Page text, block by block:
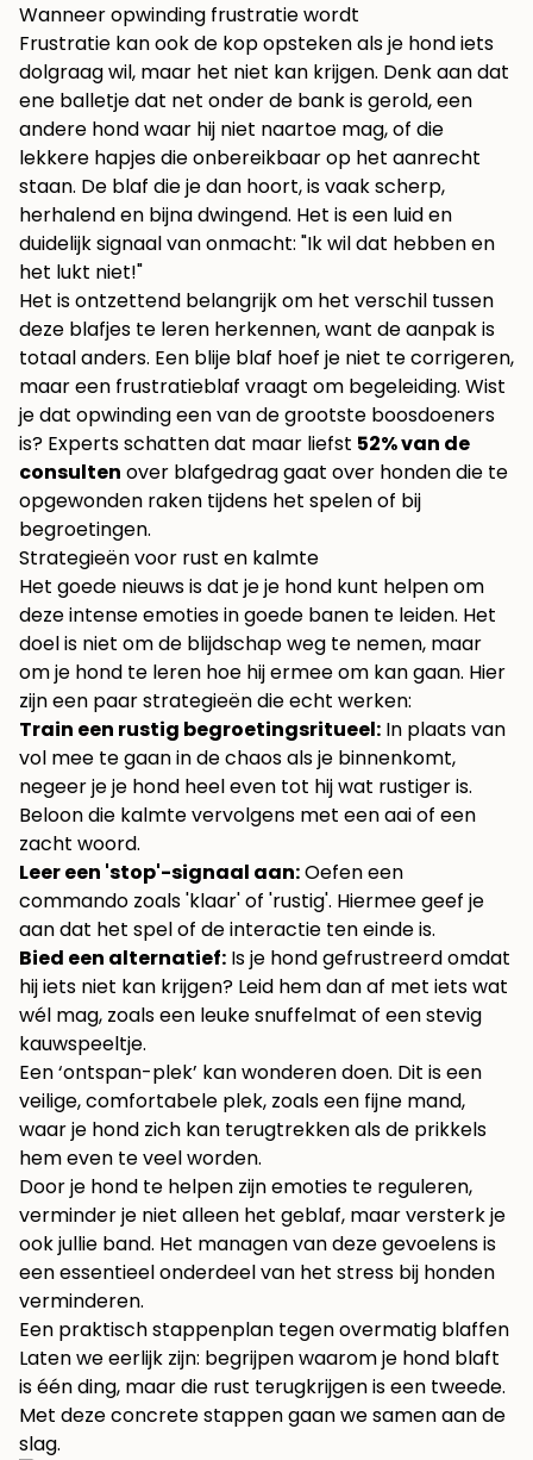
Wanneer opwinding frustratie wordt
Frustratie kan ook de kop opsteken als je hond iets
dolgraag wil, maar het niet kan krijgen. Denk aan dat
ene balletje dat net onder de bank is gerold, een
andere hond waar hij niet naartoe mag, of die
lekkere hapjes die onbereikbaar op het aanrecht
staan. De blaf die je dan hoort, is vaak scherp,
herhalend en bijna dwingend. Het is een luid en
duidelijk signaal van onmacht: "Ik wil dat hebben en
het lukt niet!"
Het is ontzettend belangrijk om het verschil tussen
deze blafjes te leren herkennen, want de aanpak is
totaal anders. Een blije blaf hoef je niet te corrigeren,
maar een frustratieblaf vraagt om begeleiding. Wist
je dat opwinding een van de grootste boosdoeners
is? Experts schatten dat maar liefst 52% van de
consulten over blafgedrag gaat over honden die te
opgewonden raken tijdens het spelen of bij
begroetingen.
Strategieën voor rust en kalmte
Het goede nieuws is dat je je hond kunt helpen om
deze intense emoties in goede banen te leiden. Het
doel is niet om de blijdschap weg te nemen, maar
om je hond te leren hoe hij ermee om kan gaan. Hier
zijn een paar strategieën die echt werken:
Train een rustig begroetingsritueel: In plaats van
vol mee te gaan in de chaos als je binnenkomt,
negeer je je hond heel even tot hij wat rustiger is.
Beloon die kalmte vervolgens met een aai of een
zacht woord.
Leer een 'stop'-signaal aan:Oefen een
commando zoals 'klaar' of 'rustig'. Hiermee geef je
aan dat het spel of de interactie ten einde is.
Bied een alternatief: Is je hond gefrustreerd omdat
hij iets niet kan krijgen? Leid hem dan af met iets wat
wél mag, zoals een leuke snuffelmat of een stevig
kauwspeeltje.
Een ‘ontspan-plek’ kan wonderen doen. Dit is een
veilige, comfortabele plek, zoals een fijne mand,
waar je hond zich kan terugtrekken als de prikkels
hem even te veel worden.
Door je hond te helpen zijn emoties te reguleren,
verminder je niet alleen het geblaf, maar versterk je
ook jullie band. Het managen van deze gevoelens is
een essentieel onderdeel van het stress bij honden
verminderen.
Een praktisch stappenplan tegen overmatig blaffen
Laten we eerlijk zijn: begrijpen waarom je hond blaft
is één ding, maar die rust terugkrijgen is een tweede.
Met deze concrete stappen gaan we samen aan de
slag.